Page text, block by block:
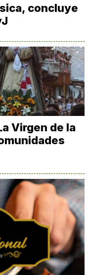
concluye
Virgen de la